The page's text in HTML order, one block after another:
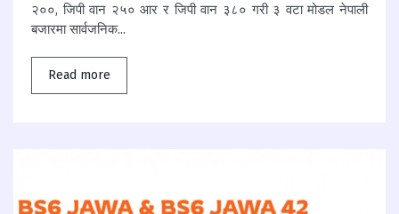
२००, जिपी वान २५० आर र जिपी वान ३८० गरी ३ वटा मोडल नेपाली
बजारमा सार्वजनिक...
Read more